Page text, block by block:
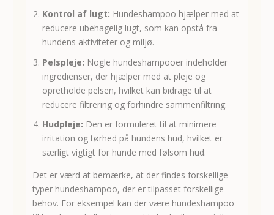
Kontrol af lugt: Hundeshampoo hjælper med at
reducere ubehagelig lugt, som kan opstå fra
hundens aktiviteter og miljø.
Pelspleje: Nogle hundeshampooer indeholder
ingredienser, der hjælper med at pleje og
opretholde pelsen, hvilket kan bidrage til at
reducere filtrering og forhindre sammenfiltring.
Hudpleje: Den er formuleret til at minimere
irritation og tørhed på hundens hud, hvilket er
særligt vigtigt for hunde med følsom hud.
Det er værd at bemærke, at der findes forskellige
typer hundeshampoo, der er tilpasset forskellige
behov. For eksempel kan der være hundeshampoo